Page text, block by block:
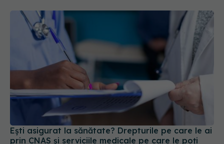
Ești asigurat la sănătate? Drepturile pe care le ai
prin CNAS și serviciile medicale pe care le poți